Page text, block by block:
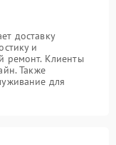
доставку
и
ремонт. Клиенты
Также
для